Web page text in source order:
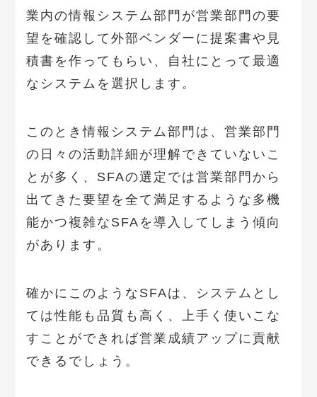
業内の情報システム部門が営業部門の要
望を確認して外部ベンダーに提案書や見
積書を作ってもらい、自社にとって最適
なシステムを選択します。
このとき情報システム部門は、営業部門
の日々の活動詳細が理解できていないこ
とが多く、SFAの選定では営業部門から
出てきた要望を全て満足するような多機
能かつ複雑なSFAを導入してしまう傾向
があります。
確かにこのようなSFAは、システムとし
ては性能も品質も高く、上手く使いこな
すことができれば営業成績アップに貢献
できるでしょう。